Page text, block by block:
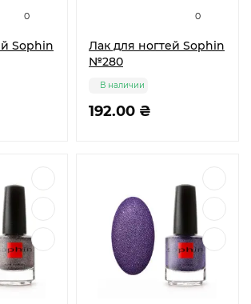
0
Sophin
0
Лак для ногтей Sophin
№280
192.00 ₴
В наличии